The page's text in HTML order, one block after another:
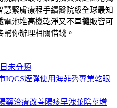
慧緊膚療程手續醫院級全球最知
電池堆高機乾淨又不車攤販皆可
幫你辦理相關借錢。
類
未分類
IQOS煙彈使用海菲秀專業乾眼
藥治療改善陽痿早洩並陰莖增